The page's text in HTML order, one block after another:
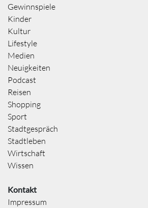
Gewinnspiele
Kinder
Kultur
Lifestyle
Medien
Neuigkeiten
Podcast
Reisen
Shopping
Sport
Stadtgespräch
Stadtleben
Wirtschaft
Wissen
Kontakt
Impressum